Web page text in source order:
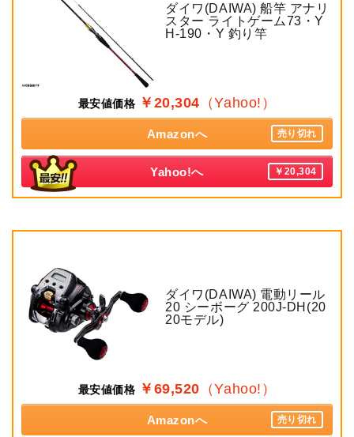
ダイワ(DAIWA) 船竿 アナリ
スター ライトゲーム73・Y
H-190・Y 釣り竿
最安値価格 ￥20,304 （Yahoo!）
Amazonへ 売り切れ
Yahoo!へ ￥20,304
ダイワ(DAIWA) 電動リール
20 シーボーグ 200J-DH(20
20モデル)
最安値価格 ￥69,520 （Yahoo!）
Amazonへ 売り切れ